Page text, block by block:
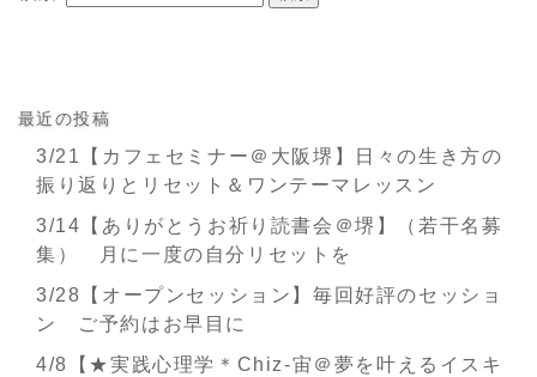
最近の投稿
3/21【カフェセミナー＠大阪堺】日々の生き方の
振り返りとリセット＆ワンテーマレッスン
3/14【ありがとうお祈り読書会＠堺】（若干名募
集） 月に一度の自分リセットを
3/28【オープンセッション】毎回好評のセッショ
ン ご予約はお早目に
4/8【★実践心理学＊Chiz-宙＠夢を叶えるイスキ